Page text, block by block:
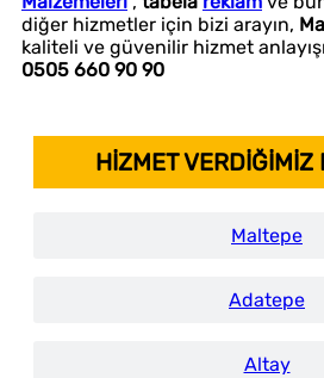
diğer hizmetler için bizi arayın,
kaliteli ve güvenilir hizmet
0505 660 90 90
HİZMET VERDİĞİMİZ
Maltepe
Adatepe
Altay